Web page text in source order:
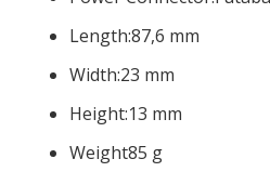
Length:87,6 mm
Width:23 mm
Height:13 mm
Weight85 g